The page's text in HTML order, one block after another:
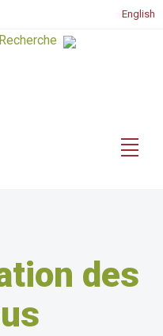
English
des